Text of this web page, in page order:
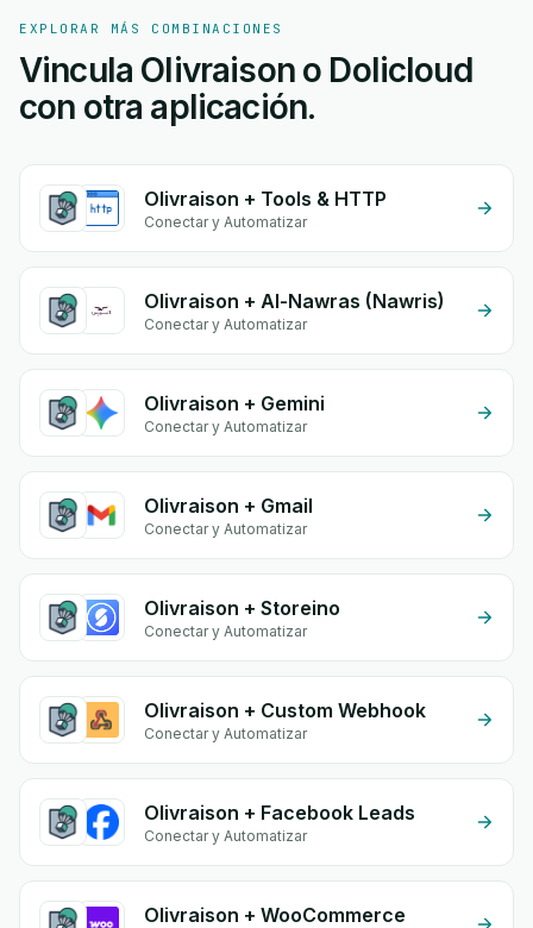
EXPLORAR MÁS COMBINACIONES
Vincula Olivraison o Dolicloud
con otra aplicación.
Olivraison + Tools & HTTP
Conectar y Automatizar
Olivraison + Al-Nawras (Nawris)
Conectar y Automatizar
Olivraison + Gemini
Conectar y Automatizar
Olivraison + Gmail
Conectar y Automatizar
Olivraison + Storeino
Conectar y Automatizar
Olivraison + Custom Webhook
Conectar y Automatizar
Olivraison + Facebook Leads
Conectar y Automatizar
Olivraison + WooCommerce